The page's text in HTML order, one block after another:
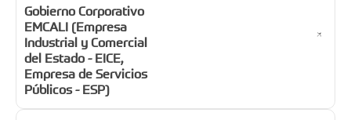
Gobierno Corporativo
EMCALI (Empresa
Industrial y Comercial
del Estado - EICE,
Empresa de Servicios
Públicos - ESP)